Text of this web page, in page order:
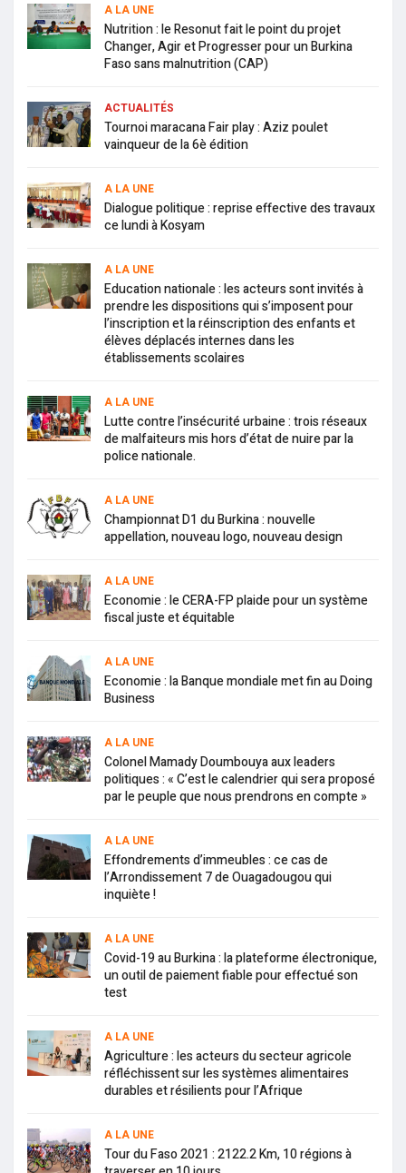
A LA UNE
Nutrition : le Resonut fait le point du projet
Changer, Agir et Progresser pour un Burkina
Faso sans malnutrition (CAP)
ACTUALITÉS
Tournoi maracana Fair play : Aziz poulet
vainqueur de la 6è édition
A LA UNE
Dialogue politique : reprise effective des travaux
ce lundi à Kosyam
A LA UNE
Education nationale : les acteurs sont invités à
prendre les dispositions qui s’imposent pour
l’inscription et la réinscription des enfants et
élèves déplacés internes dans les
établissements scolaires
A LA UNE
Lutte contre l’insécurité urbaine : trois réseaux
de malfaiteurs mis hors d’état de nuire par la
police nationale.
A LA UNE
Championnat D1 du Burkina : nouvelle
appellation, nouveau logo, nouveau design
A LA UNE
Economie : le CERA-FP plaide pour un système
fiscal juste et équitable
A LA UNE
Economie : la Banque mondiale met fin au Doing
Business
A LA UNE
Colonel Mamady Doumbouya aux leaders
politiques : « C’est le calendrier qui sera proposé
par le peuple que nous prendrons en compte »
A LA UNE
Effondrements d’immeubles : ce cas de
l’Arrondissement 7 de Ouagadougou qui
inquiète !
A LA UNE
Covid-19 au Burkina : la plateforme électronique,
un outil de paiement fiable pour effectué son
test
A LA UNE
Agriculture : les acteurs du secteur agricole
réfléchissent sur les systèmes alimentaires
durables et résilients pour l’Afrique
A LA UNE
Tour du Faso 2021 : 2122.2 Km, 10 régions à